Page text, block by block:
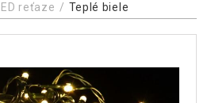
LED reťaze Teplé biele